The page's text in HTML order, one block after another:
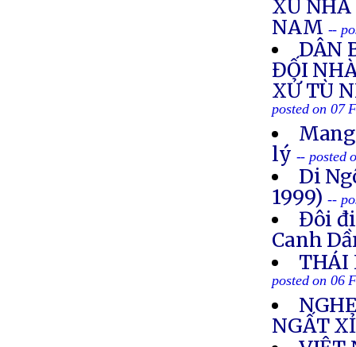
XỬ
NAM --
DÂN
ĐỐI
XỬ TÙ
posted on 07
lý -- posted
Di
1999)--
Đôi
Canh
THÁI
posted on 06
NGẤT